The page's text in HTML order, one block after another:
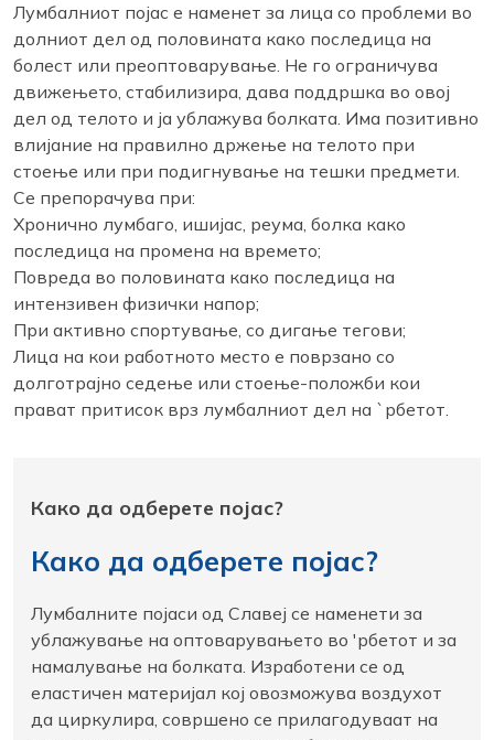
Лумбалниот појас е наменет за лица со проблеми во
долниот дел од половината како последица на
болест или преоптоварување. Не го ограничува
движењето, стабилизира, дава поддршка во овој
дел од телото и ја ублажува болката. Има позитивно
влијание на правилно држење на телото при
стоење или при подигнување на тешки предмети.
Се препорачува при:
Хронично лумбаго, ишијас, реума, болка како
последица на промена на времето;
Повреда во половината како последица на
интензивен физички напор;
При активно спортување, со дигање тегови;
Лица на кои работното место е поврзано со
долготрајно седење или стоење-положби кои
прават притисок врз лумбалниот дел на `рбетот.
Како да одберете појас?
Како да одберете појас?
Лумбалните појаси од Славеј се наменети за
ублажување на оптоварувањето во 'рбетoт и за
намалување на болката. Изработени се од
еластичен материјал кој овозможува воздухот
да циркулира, совршено се прилагодуваат на